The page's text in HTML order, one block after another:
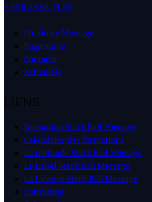
+ 33 6.73.66.74.85
Studio de Massage
Biographie
Contacts
Actualités
LIENS
Formation Stark Ball Massage
Calendrier des formations
La méthode Stark Ball Massage
Le Label Stark Ball Message
La Licence Stark Ball Massage
Consulting